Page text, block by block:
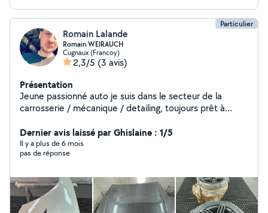
Particulier
Romain Lalande
Romain WEIRAUCH
Cugnaux (Francoy)
2,3/5 (3 avis)
Présentation
Jeune passionné auto je suis dans le secteur de la
carrosserie / mécanique / detailing, toujours prêt à
être je suis prêt à m'occuper de vos véhicules (
nettoyage intérieur / extérieur / lustrage / petite
mécanique / carrosserie / tôlerie / pose de béquet /
message je prendrai un réel plaisir à satisfaire vos
demandes :)
Dernier avis laissé par Ghislaine : 1/5
Il y a plus de 6 mois
pas de réponse